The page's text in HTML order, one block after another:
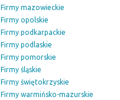
Firmy mazowieckie
Firmy opolskie
Firmy podkarpackie
Firmy podlaskie
Firmy pomorskie
Firmy śląskie
Firmy świętokrzyskie
Firmy warmińsko-mazurskie